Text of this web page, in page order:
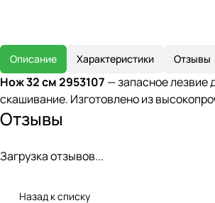
Описание Характеристики Отзывы
Нож 32 см 2953107 — запасное лезвие
скашивание. Изготовлено из
Отзывы
Загрузка отзывов...
Назад к списку